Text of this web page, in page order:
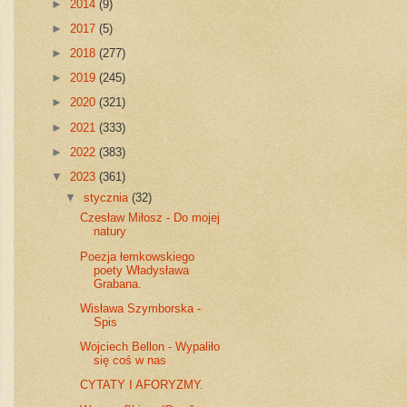
► 2014 (9)
► 2017 (5)
► 2018 (277)
► 2019 (245)
► 2020 (321)
► 2021 (333)
► 2022 (383)
▼ 2023 (361)
▼stycznia(32)
Czesław Miłosz - Do mojej
natury
Poezja łemkowskiego
poety Władysława
Grabana.
Wisława Szymborska -
Spis
Wojciech Bellon - Wypaliło
się coś w nas
CYTATY I AFORYZMY.